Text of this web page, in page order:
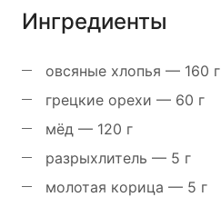
Ингредиенты
овсяные хлопья — 160 г
грецкие орехи — 60 г
мёд — 120 г
разрыхлитель — 5 г
молотая корица — 5 г